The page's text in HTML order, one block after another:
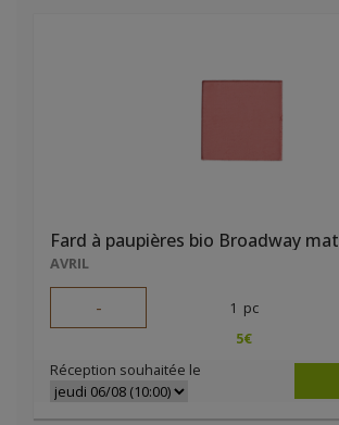
Fard à paupières bio Broadway mat
AVRIL
- 1 pc
5€
Réception souhaitée le